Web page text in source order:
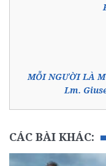
MỖI NGƯỜI LÀ
Lm.
CÁC BÀI KHÁC: